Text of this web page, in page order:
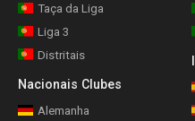
Taça da Liga
Liga 3
Distritais
Nacionais Clubes
Alemanha